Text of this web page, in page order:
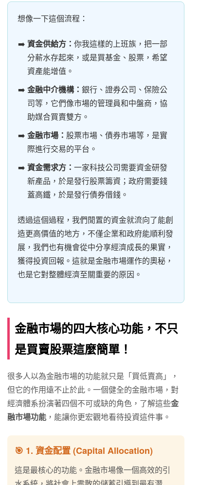
想像一下這個流程：
資金供給方： 你我這樣的上班族，把一部
分薪水存起來，或是買基金、股票，希望
資產能增值。
金融中介機構： 銀行、證券公司、保險公
司等，它們像市場的管理員和中盤商，協
助媒合買賣雙方。
金融市場： 股票市場、債券市場等，是實
際進行交易的平台。
資金需求方： 一家科技公司需要資金研發
新產品，於是發行股票籌資；政府需要錢
蓋高鐵，於是發行債券借錢。
透過這個過程，我們閒置的資金就流向了能創
造更高價值的地方，不僅企業和政府能順利發
展，我們也有機會從中分享經濟成長的果實，
獲得投資回報。這就是金融市場運作的奧秘，
也是它對整體經濟至關重要的原因。
金融市場的四大核心功能，不只
是買賣股票這麼簡單！
很多人以為金融市場的功能就只是「買低賣高」，
但它的作用遠不止於此。一個健全的金融市場，對
經濟體系扮演著四個不可或缺的角色，了解這些金
融市場功能 ，能讓你更宏觀地看待投資這件事。
🎯 1. 資金配置 (Capital Allocation)
這是最核心的功能。金融市場像一個高效的引